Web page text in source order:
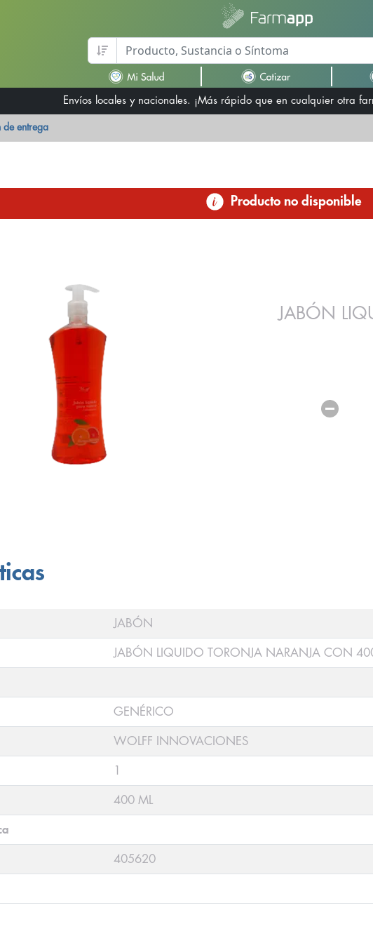
Envíos locales y nacionales. ¡Más rápido que en cualquier otra
de entrega
Producto no disponible
JABÓN
JABÓN
JABÓN LIQUIDO TORONJA NARANJA CON
GENÉRICO
WOLFF INNOVACIONES
1
400 ML
405620